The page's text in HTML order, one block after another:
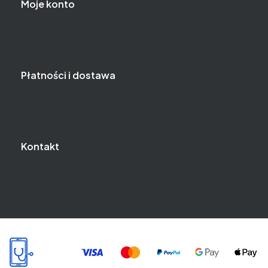
Moje konto
Płatności i dostawa
Kontakt